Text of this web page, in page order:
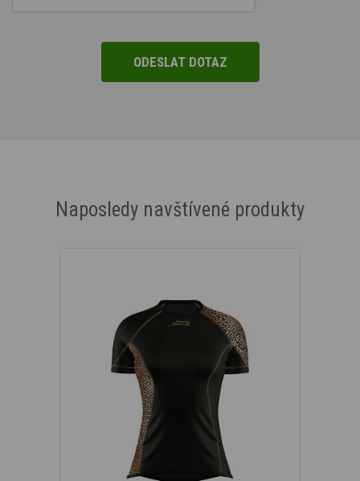
Naposledy navštívené produkty